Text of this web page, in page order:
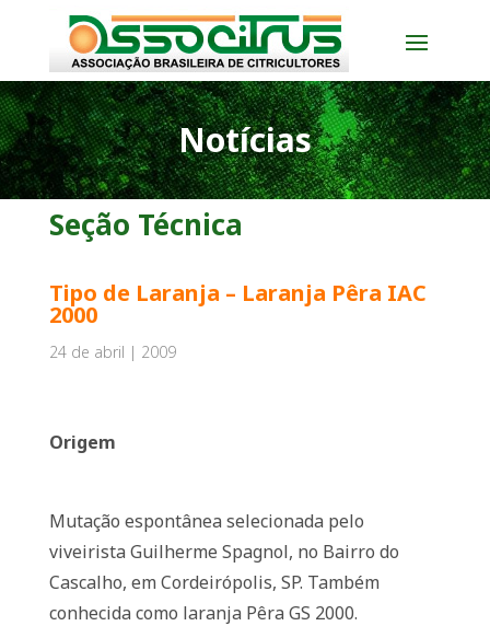
Notícias
Seção Técnica
Tipo de Laranja – Laranja Pêra IAC
2000
24 de abril | 2009
Origem
Mutação espontânea selecionada pelo
viveirista Guilherme Spagnol, no Bairro do
Cascalho, em Cordeirópolis, SP. Também
conhecida como laranja Pêra GS 2000.